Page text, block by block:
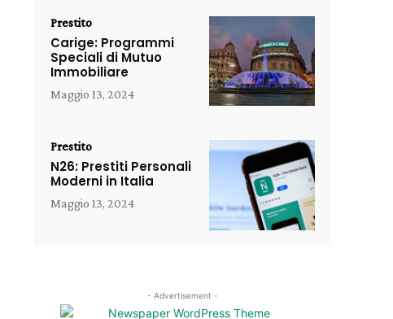
Prestito
Carige: Programmi
Speciali di Mutuo
Immobiliare
Maggio 13, 2024
Prestito
N26: Prestiti Personali
Moderni in Italia
Maggio 13, 2024
- Advertisement -